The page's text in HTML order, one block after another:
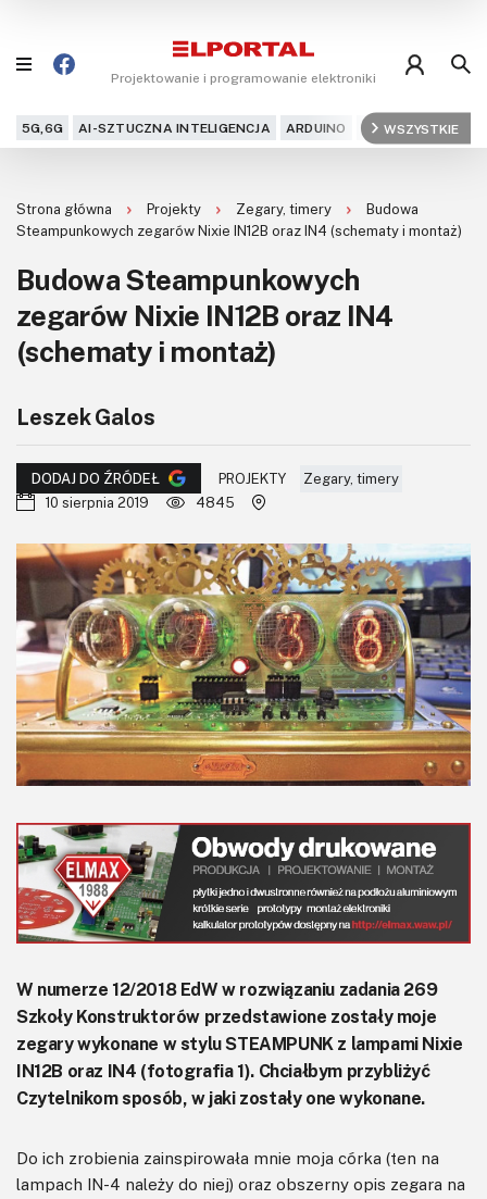
Projektowanie i programowanie elektroniki
5G,6G AI-SZTUCZNA INTELIGENCJA ARDUINO ARM AUDIO
WSZYSTKIE
Projekty
Kursy
DIY+
KITy AVT
Kontakt
Newsletter
Magazyny
Archiwum
Do pobrania
Strona główna Projekty Zegary, timery
Budowa
Steampunkowych zegarów Nixie IN12B oraz IN4 (schematy i montaż)
Budowa Steampunkowych
zegarów Nixie IN12B oraz IN4
(schematy i montaż)
Leszek Galos
DODAJ DO ŹRÓDEŁ PROJEKTY
Zegary, timery
10 sierpnia 2019
4845
W numerze 12/2018 EdW w rozwiązaniu zadania 269
Szkoły Konstruktorów przedstawione zostały moje
zegary wykonane w stylu STEAMPUNK z lampami Nixie
IN12B oraz IN4 (fotografia 1). Chciałbym przybliżyć
Czytelnikom sposób, w jaki zostały one wykonane.
Do ich zrobienia zainspirowała mnie moja córka (ten na
lampach IN-4 należy do niej) oraz obszerny opis zegara na